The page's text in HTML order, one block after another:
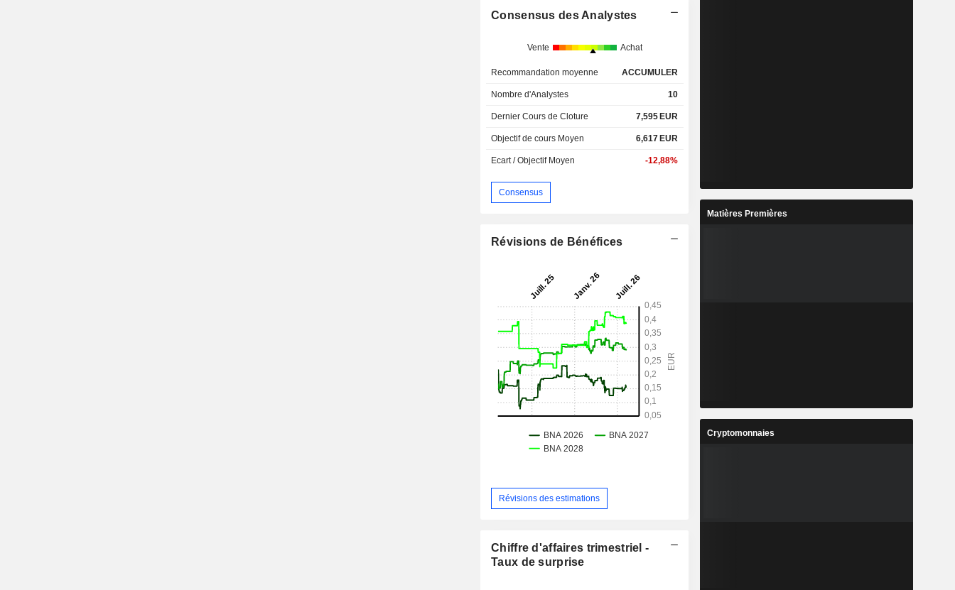
Consensus des Analystes
Vente Achat
Recommandation moyenne ACCUMULER
Nombre d'Analystes 10
Dernier Cours de Cloture 7,595 EUR
Objectif de cours Moyen 6,617 EUR
Ecart / Objectif Moyen -12,88%
Consensus
Révisions de Bénéfices
Révisions des estimations
Chiffre d'affaires trimestriel -
Taux de surprise
Matières Premières
Cryptomonnaies